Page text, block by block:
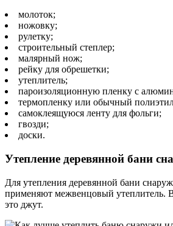
молоток;
ножовку;
рулетку;
строительный степлер;
малярный нож;
рейку для обрешетки;
утеплитель;
пароизоляционную пленку с
термопленку или обычный
самоклеящуюся ленту для фольги;
гвозди;
доски.
Утепление деревянной бани
Для утепления деревянной бани
применяют межвенцовый утеплитель.
это джут.